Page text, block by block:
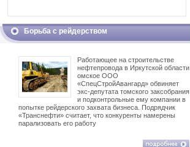
Борьба с рейдерством
Работающее на строительстве
нефтепровода в Иркутской области
омское ООО
«СпецСтройАвангард» обвиняет
экс-депутата томского заксобрания
и подконтрольные ему компании в
попытке рейдерского захвата бизнеса. Подрядчик
«Транснефти» считает, что конкуренты намерены
парализовать его работу